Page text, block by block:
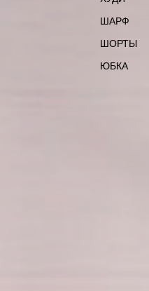
ШАРФ
ШОРТЫ
ЮБКА